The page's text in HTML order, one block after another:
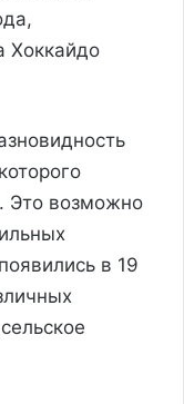
Хоккайдо
Это возможно
в 19